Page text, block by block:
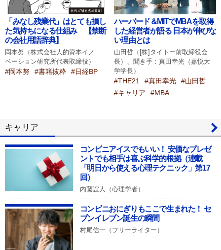
「みなし残業代」はとても損し
た気持ちになる仕組み 【禁断
の会社用語辞典】
岡本努（株式会社人的資本イノ
ベーション研究所代表取締役）
#岡本努
#書籍抜粋 #日経BP
ハーバード＆MITでMBAを取得
した経営者が語る 日本が伸びな
い理由とは
山田哲（[株]タイトー前取締役会
長）、聞き手：真田幸光（嘉悦大
学学長）
#THE21
#真田幸光
#山田哲
#キャリア
#MBA
キャリア
コンビニアイスでもいい！ 安価なプレゼ
ントでも相手は喜ぶ科学的根拠（連載
「明日から使える心理テクニック」第17
回）
内藤誼人（心理学者）
コンビニおにぎりもここで生まれた！ セ
ブンイレブン誕生の瞬間
村尾信一（フリーライター）